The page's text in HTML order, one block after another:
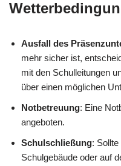
Ausfall des
mehr sicher ist,
mit den Schulleitungen
über einen möglichen
Notbetreuung: Eine
angeboten.
Schulschließung:
Schulgebäude oder auf